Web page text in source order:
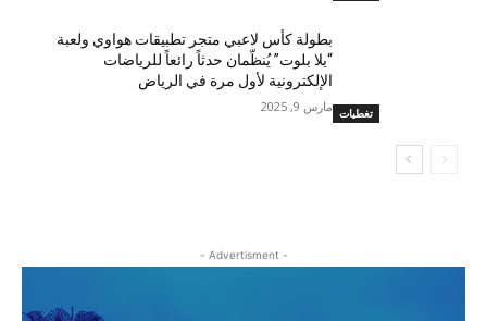
تغطيات
بطولة كأس لاعبي متجر تطبيقات هواوي ولعبة
“يلا بلوت” يُنظّمان حدثاً رائعاً للرياضات
الإلكترونية لأول مرة في الرياض
مارس 9, 2025
- Advertisment -